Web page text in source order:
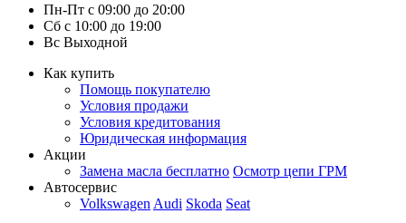
Пн-Пт с 09:00 до 20:00
Сб с 10:00 до 19:00
Вс Выходной
Как купить
Помощь покупателю
Условия продажи
Условия кредитования
Юридическая информация
Акции
Замена масла бесплатно Осмотр цепи ГРМ
Автосервис
Volkswagen Audi Skoda Seat